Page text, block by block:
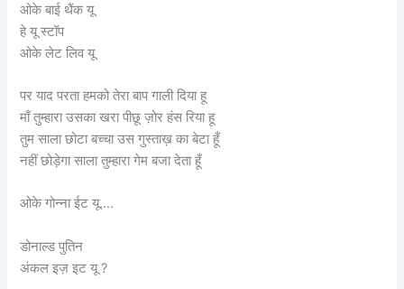
ओके बाई थैंक यू
हे यू स्टॉप
ओके लेट लिव यू
पर याद परता हमको तेरा बाप गाली दिया हू
माँ तुम्हारा उसका खरा पीछू ज़ोर हंस रिया हू
तुम साला छोटा बच्चा उस गुस्ताख़ का बेटा हूँ
नहीं छोड़ेगा साला तुम्हारा गेम बजा देता हूँ
ओके गोन्ना ईट यू….
डोनाल्ड पुतिन
अंकल इज़ इट यू ?